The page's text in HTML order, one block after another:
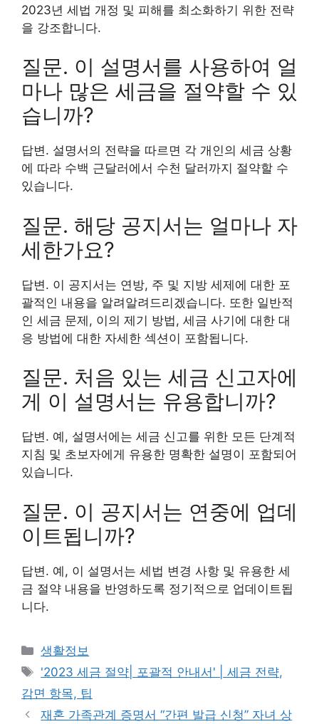
2023년 세법 개정 및 피해를 최소화하기 위한 전략
을 강조합니다.
질문. 이 설명서를 사용하여 얼
마나 많은 세금을 절약할 수 있
습니까?
답변. 설명서의 전략을 따르면 각 개인의 세금 상황
에 따라 수백 근달러에서 수천 달러까지 절약할 수
있습니다.
질문. 해당 공지서는 얼마나 자
세한가요?
답변. 이 공지서는 연방, 주 및 지방 세제에 대한 포
괄적인 내용을 알려알려드리겠습니다. 또한 일반적
인 세금 문제, 이의 제기 방법, 세금 사기에 대한 대
응 방법에 대한 자세한 섹션이 포함됩니다.
질문. 처음 있는 세금 신고자에
게 이 설명서는 유용합니까?
답변. 예, 설명서에는 세금 신고를 위한 모든 단계적
지침 및 초보자에게 유용한 명확한 설명이 포함되어
있습니다.
질문. 이 공지서는 연중에 업데
이트됩니까?
답변. 예, 이 설명서는 세법 변경 사항 및 유용한 세
금 절약 내용을 반영하도록 정기적으로 업데이트됩
니다.
카
테
리
생활정보
태
그
'2023 세금 절약| 포괄적 안내서' | 세금 전략,
감면 항목, 팁
재혼 가족관계 증명서 “간편 발급 신청” 자녀 상